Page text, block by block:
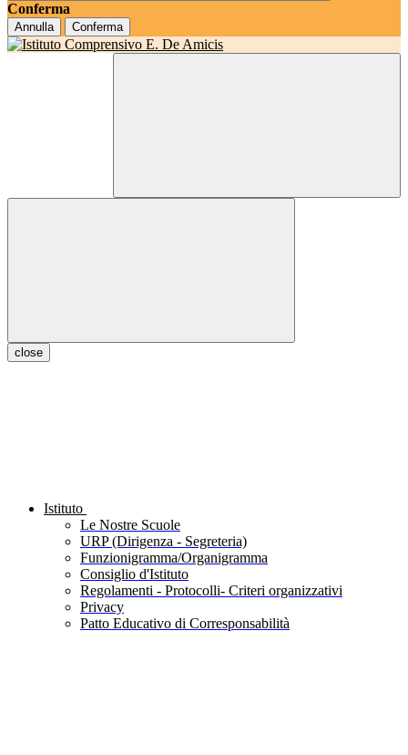
Conferma
Annulla Conferma
close
Istituto
Le Nostre Scuole
URP (Dirigenza - Segreteria)
Funzionigramma/Organigramma
Consiglio d'Istituto
Regolamenti - Protocolli- Criteri organizzativi
Privacy
Patto Educativo di Corresponsabilità